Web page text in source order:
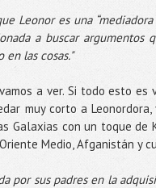
Leonor es una
a buscar
las cosas."
a ver. Si todo esto
muy corto a
Galaxias con un toque de
Medio, Afganistán y
por sus padres en la